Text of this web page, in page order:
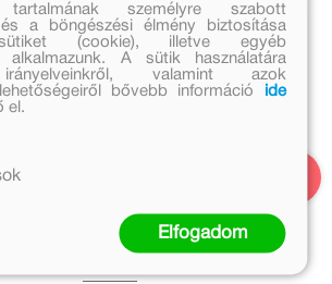
Sorakozó - Húsvét
tartalmának személyre szabott
és a böngészési élmény biztosítása
(cookie), illetve egyéb
alkalmazunk. A sütik használatára
valamint azok
bővebb információ
ide
el.
Elfogadom